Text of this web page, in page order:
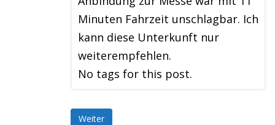
Minuten Fahrzeit unschlagbar. Ich
kann diese Unterkunft nur
weiterempfehlen.
No tags for this post.
Weiter